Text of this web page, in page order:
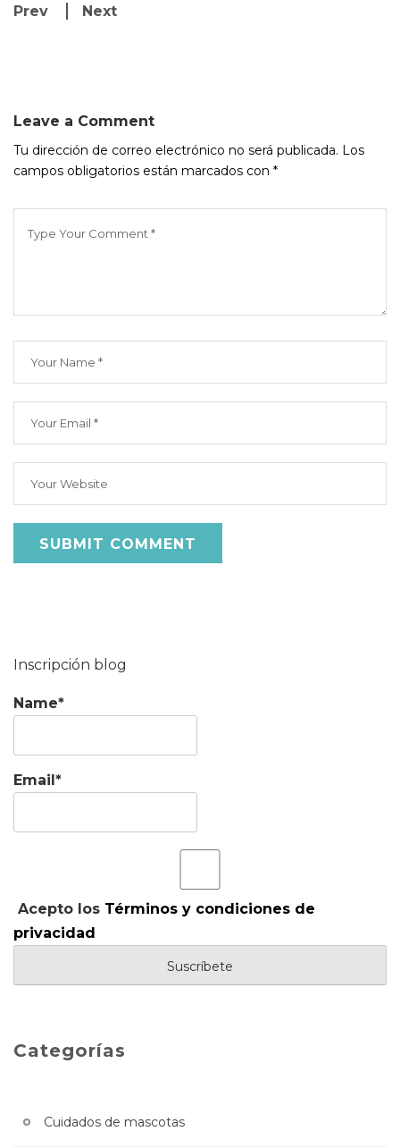
Prev Next
Leave a Comment
Tu dirección de correo electrónico no será publicada. Los
campos obligatorios están marcados con *
Inscripción blog
Name*
Email*
Acepto los Términos y condiciones de
privacidad
Categorías
Cuidados de mascotas